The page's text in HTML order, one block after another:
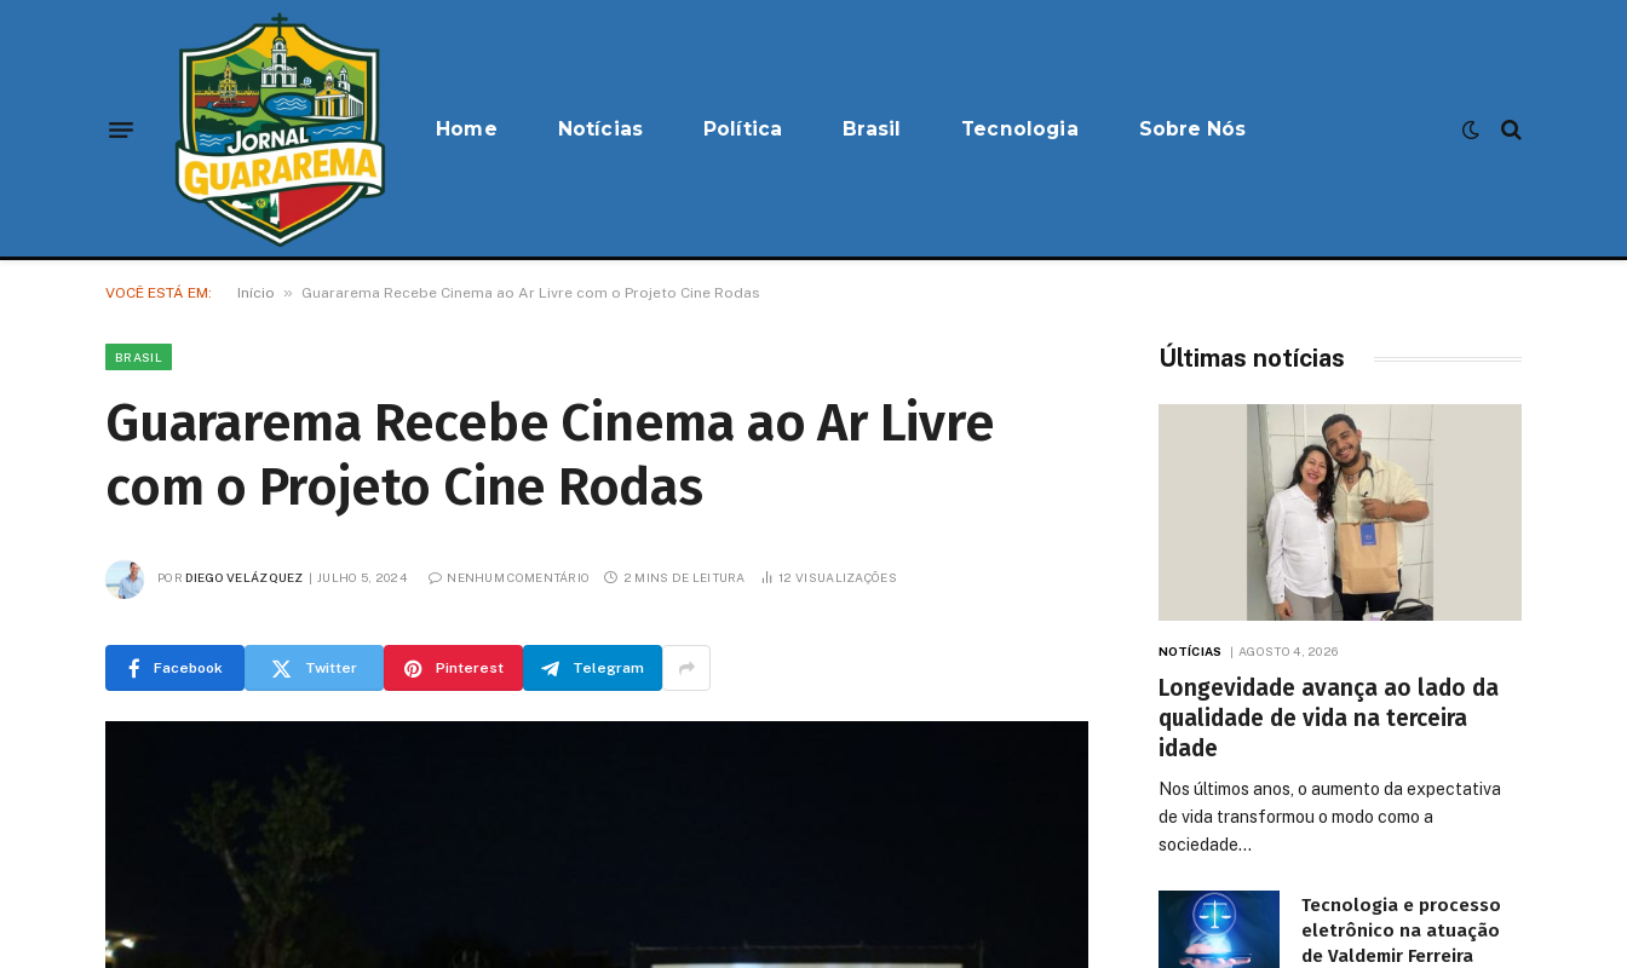
Home Notícias Política Brasil Tecnologia Sobre Nós
VOCÊ ESTÁ EM: Início » Guararema Recebe Cinema ao Ar Livre com o Projeto Cine Rodas
BRASIL
Guararema Recebe Cinema ao Ar Livre
com o Projeto Cine Rodas
POR DIEGO VELÁZQUEZ JULHO 5, 2024 NENHUM COMENTÁRIO 2 MINS DE LEITURA 12 VISUALIZAÇÕES
Facebook Twitter Pinterest Telegram
Últimas notícias
NOTÍCIAS AGOSTO 4, 2026
Longevidade avança ao lado da
qualidade de vida na terceira
idade
Nos últimos anos, o aumento da expectativa
de vida transformou o modo como a
sociedade…
Tecnologia e processo
eletrônico na atuação
de Valdemir Ferreira